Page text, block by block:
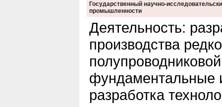
Государственный научно-
промышленности
Деятельность:
производства
фундаментальные
разработка